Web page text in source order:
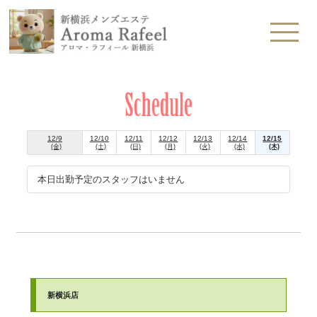
12/9
(金)
12/10
(土)
12/11
(日)
12/12
(月)
12/13
(火)
12/14
(水)
12/15
(木)
本日出勤予定のスタッフはいません
新横浜店